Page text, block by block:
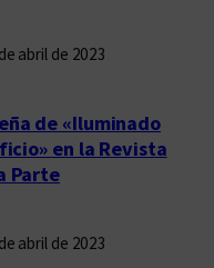
abril de 2023
de «Iluminado
en la Revista
Parte
abril de 2023